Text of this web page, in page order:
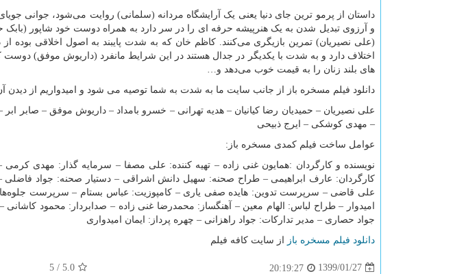
داستان از پرمو ترین جای دنیا یعنی یک آرایشگاه مردانه (سلمانی) روایت می‌شود، جوانی
و آرزوی تبدیل شدن به یک هنرپیشه حرفه ای را در سر دارد به همراه دوست خود شاپور
(علی نصیریان) تمرین بازیگری می‌کنند. کاظم خان که به شدت پایبند به اصول اخلاقی بوده از
اختلاف دارد و به شدت با یکدیگر در جدال هستند در این شرایط مانفرد (داریوش موفق)
های بلند زنان را به قیمت خوب می‌دهد و…
دانلود فیلم مسخره باز از جانب سایت ما به شدت به شما توصیه می شود و امیدواریم از دیدن آن
علی نصیریان – حمیدیان رضا کیانیان – هدیه تهرانی – خسرو بامداد – داریوش موفق – صابر
– مهدی کوشکی – ایرج ذبیحی
عوامل ساخت فیلم کمدی مسخره باز:
نویسنده و کارگردان :همایون غنی زاده – تهیه کننده: علی مصفا – سرمایه گذار: مهدی کرمی –
کارگردان: عارف ابراهیمی – طراح صحنه: سهیل دانش اشراقی – دستیار صحنه: جواد فاضلی
علی قاضی – سرپرست تدوین: هایده صفی یاری – کامپوزیت: عباس بستام – سرپرست
امیدوار – طراح لباس: الهام معین – آهنگساز: محمدرضا غنی زاده – صدابردار: محمود
جواد حصاری – مدیر تدارکات: جواد راهزانی – چهره پرداز: ایمان امیدواری
دانلود فیلم مسخره باز
از سایت کافه فیلم
1399/01/27
20:19:27
5.0
/
5